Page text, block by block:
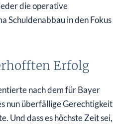
die operative
Schuldenabbau in den Fokus
Erfolg
nach dem für Bayer
nun überfällige Gerechtigkeit
Und dass es höchste Zeit sei,